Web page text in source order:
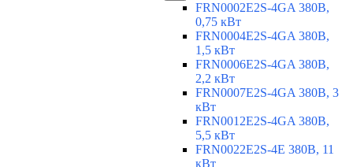
FRN0002E2S-4GA 380В,
0,75 кВт
FRN0004E2S-4GA 380В,
1,5 кВт
FRN0006E2S-4GA 380В,
2,2 кВт
FRN0007E2S-4GA 380В, 3
кВт
FRN0012E2S-4GA 380В,
5,5 кВт
FRN0022E2S-4E 380В, 11
кВт